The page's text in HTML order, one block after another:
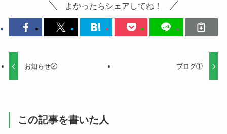
よかったらシェアしてね！
お知らせ② ブログ①
この記事を書いた人